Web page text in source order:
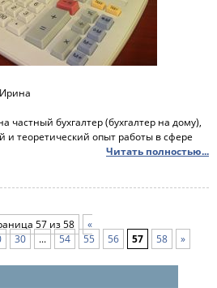
бухгалтер (бухгалтер на дому),
теоретический опыт работы в сфере
Читать полностью...
57 из 58
«
30 ... 54 55 56 57 58 »